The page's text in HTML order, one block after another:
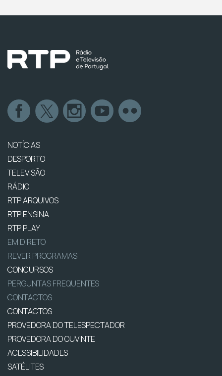
NOTÍCIAS
DESPORTO
TELEVISÃO
RÁDIO
RTP ARQUIVOS
RTP ENSINA
RTP PLAY
EM DIRETO
REVER PROGRAMAS
CONCURSOS
PERGUNTAS FREQUENTES
CONTACTOS
CONTACTOS
PROVEDORA DO TELESPECTADOR
PROVEDORA DO OUVINTE
ACESSIBILIDADES
SATÉLITES